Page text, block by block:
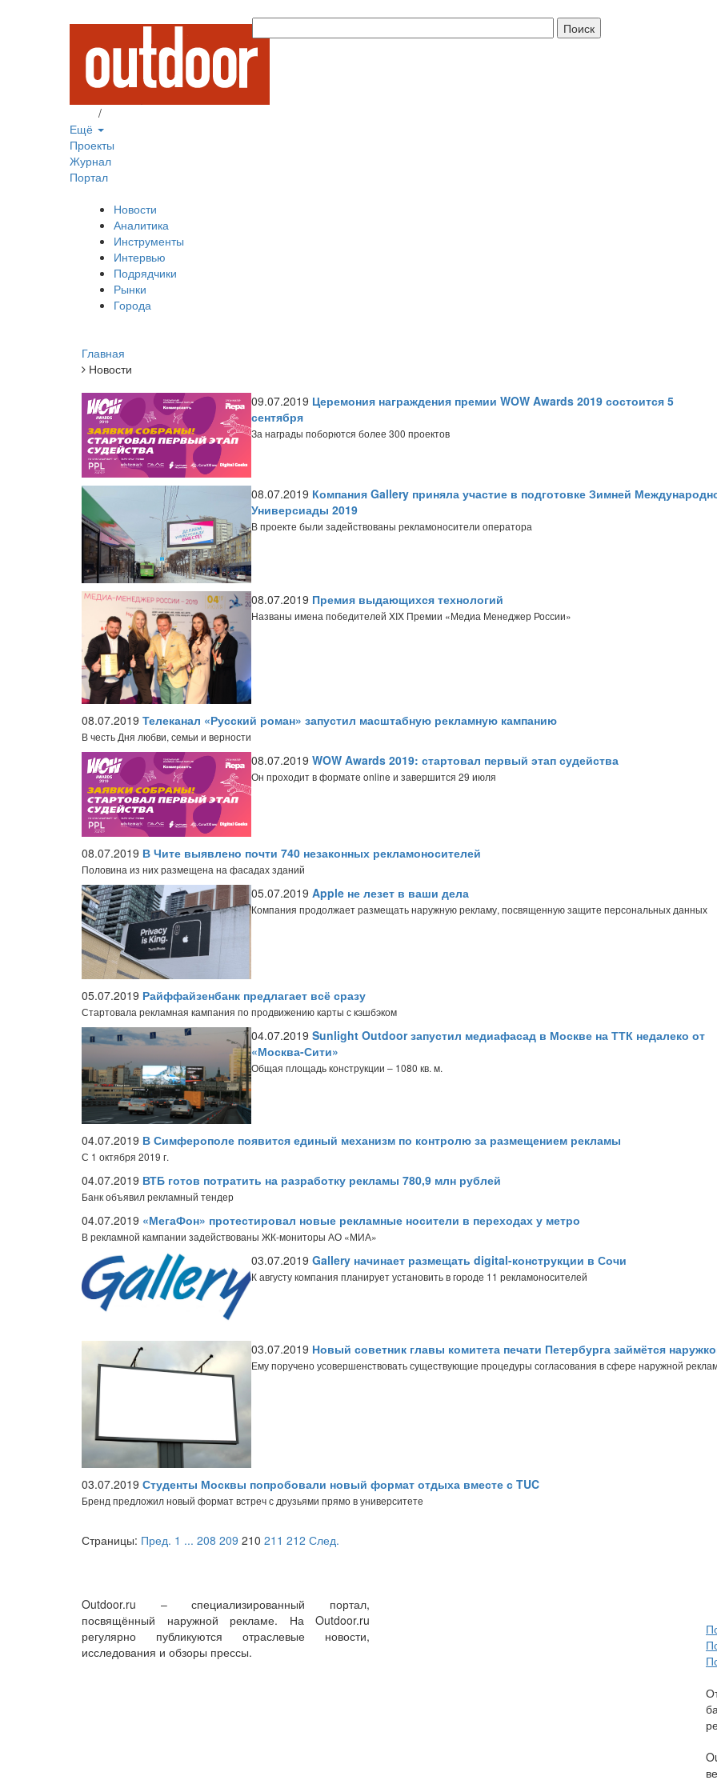
/
Ещё
Проекты
Журнал
Портал
Новости
Аналитика
Инструменты
Интервью
Подрядчики
Рынки
Города
Главная
Новости
09.07.2019 Церемония награждения премии WOW Awards 2019 состоится 5
сентября
За награды поборются более 300 проектов
08.07.2019 Компания Gallery приняла участие в подготовке Зимней
Универсиады 2019
В проекте были задействованы рекламоносители оператора
08.07.2019 Премия выдающихся технологий
Названы имена победителей XIX Премии «Медиа Менеджер России»
08.07.2019 Телеканал «Русский роман» запустил масштабную рекламную кампанию
В честь Дня любви, семьи и верности
08.07.2019 WOW Awards 2019: стартовал первый этап судейства
Он проходит в формате online и завершится 29 июля
08.07.2019 В Чите выявлено почти 740 незаконных рекламоносителей
Половина из них размещена на фасадах зданий
05.07.2019 Apple не лезет в ваши дела
Компания продолжает размещать наружную рекламу, посвященную защите персональных данных
05.07.2019 Райффайзенбанк предлагает всё сразу
Стартовала рекламная кампания по продвижению карты с кэшбэком
04.07.2019 Sunlight Outdoor запустил медиафасад в Москве на ТТК недалеко от
«Москва-Сити»
Общая площадь конструкции – 1080 кв. м.
04.07.2019 В Симферополе появится единый механизм по контролю за размещением рекламы
С 1 октября 2019 г.
04.07.2019 ВТБ готов потратить на разработку рекламы 780,9 млн рублей
Банк объявил рекламный тендер
04.07.2019 «МегаФон» протестировал новые рекламные носители в переходах у метро
В рекламной кампании задействованы ЖК-мониторы АО «МИА»
03.07.2019 Gallery начинает размещать digital-конструкции в Сочи
К августу компания планирует установить в городе 11 рекламоносителей
03.07.2019 Новый советник главы комитета печати Петербурга займётся
Ему поручено усовершенствовать существующие процедуры согласования в сфере наружной
03.07.2019 Студенты Москвы попробовали новый формат отдыха вместе с TUC
Бренд предложил новый формат встреч с друзьями прямо в университете
Страницы: Пред. 1 ... 208 209 210 211 212 След.
Outdoor.ru – специализированный портал,
посвящённый наружной рекламе. На Outdoor.ru
регулярно публикуются отраслевые новости,
исследования и обзоры прессы.